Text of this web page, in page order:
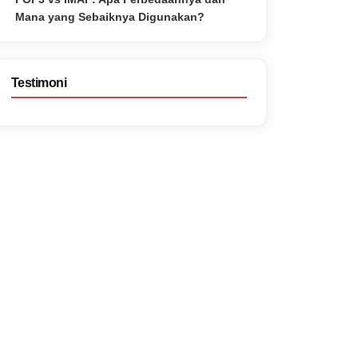
Mana yang Sebaiknya Digunakan?
Testimoni